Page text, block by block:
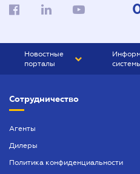
Новостные
порталы
БИЗНЕС
Сотрудничество
Агенты
Дилеры
Политика конфиденциальности